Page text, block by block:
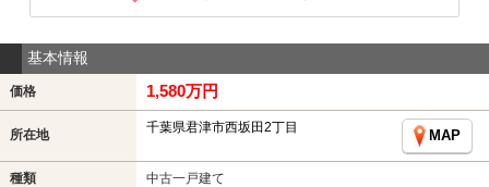
基本情報
価格 1,580万円
所在地 千葉県君津市西坂田2丁目
MAP
種類 中古一戸建て